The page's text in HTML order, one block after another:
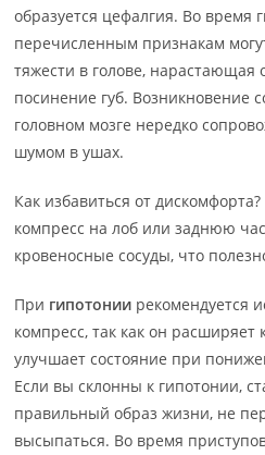
образуется цефалгия. Во время
перечисленным признакам
тяжести в голове, нарастающая
посинение губ. Возникновение
головном мозге нередко
шумом в ушах.
Как избавиться от
компресс на лоб или заднюю
кровеносные сосуды, что
При гипотонии рекомендуется
компресс, так как он расширяет
улучшает состояние при
Если вы склонны к гипотонии,
правильный образ жизни, не
высыпаться. Во время